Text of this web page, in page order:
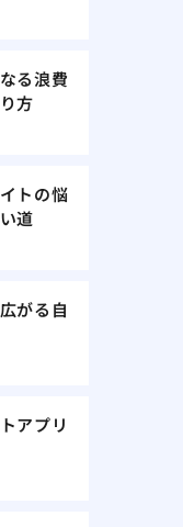
る浪費
方
トの悩
道
がる自
アプリ